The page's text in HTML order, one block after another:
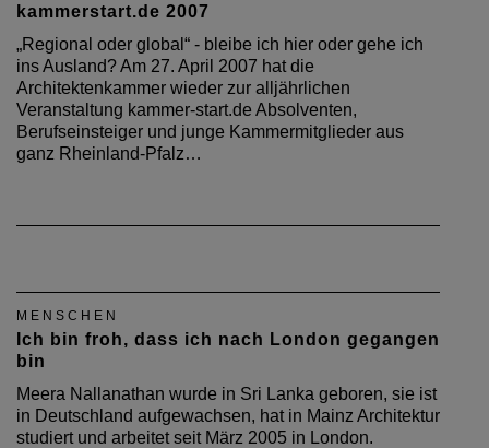
kammerstart.de 2007
„Regional oder global“ - bleibe ich hier oder gehe ich
ins Ausland? Am 27. April 2007 hat die
Architektenkammer wieder zur alljährlichen
Veranstaltung kammer-start.de Absolventen,
Berufseinsteiger und junge Kammermitglieder aus
ganz Rheinland-Pfalz…
MENSCHEN
Ich bin froh, dass ich nach London gegangen
bin
Meera Nallanathan wurde in Sri Lanka geboren, sie ist
in Deutschland aufgewachsen, hat in Mainz Architektur
studiert und arbeitet seit März 2005 in London.